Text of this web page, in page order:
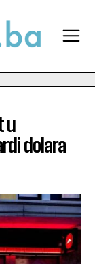
u
dolara